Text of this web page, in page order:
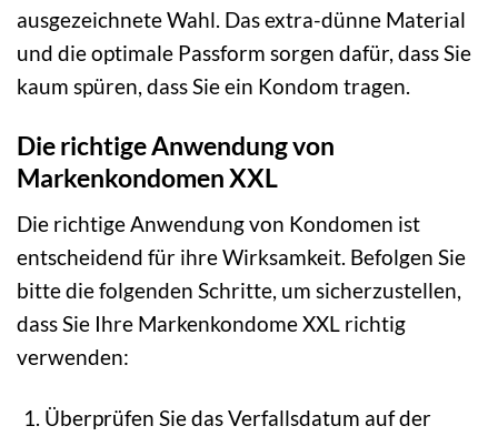
ausgezeichnete Wahl. Das extra-dünne Material
und die optimale Passform sorgen dafür, dass Sie
kaum spüren, dass Sie ein Kondom tragen.
Die richtige Anwendung von
Markenkondomen XXL
Die richtige Anwendung von Kondomen ist
entscheidend für ihre Wirksamkeit. Befolgen Sie
bitte die folgenden Schritte, um sicherzustellen,
dass Sie Ihre Markenkondome XXL richtig
verwenden:
Überprüfen Sie das Verfallsdatum auf der